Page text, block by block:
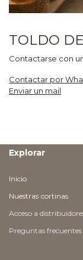
TOLDO
Contactarse con
Contactar por
Enviar un mail
Explorar
Inicio
Nuestras cortinas
Acceso a
Preguntas frecuentes